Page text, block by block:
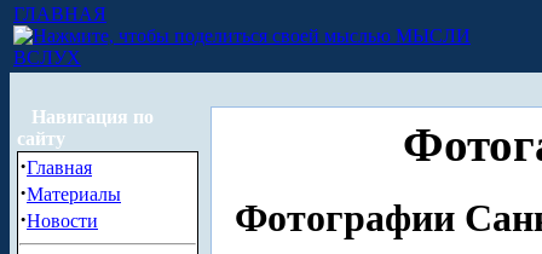
ГЛАВНАЯ
МЫСЛИ
ВСЛУХ
Навигация по
сайту
·Главная
·Материалы
·Новости Фотографии